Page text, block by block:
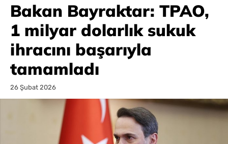
Bakan Bayraktar: TPAO,
1 milyar dolarlık sukuk
ihracını başarıyla
tamamladı
26 Şubat 2026